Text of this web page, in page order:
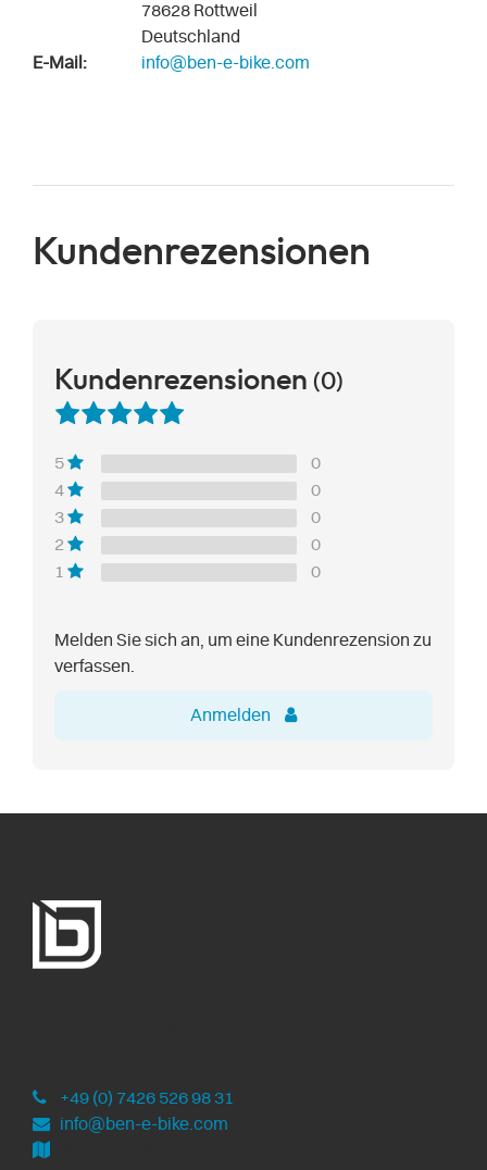
78628 Rottweil
Deutschland
E-Mail:
info@ben-e-bike.com
Kundenrezensionen
Kundenrezensionen (0)
5
0
4
0
3
0
2
0
1
0
Melden Sie sich an, um eine Kundenrezension zu
verfassen.
Anmelden
+49 (0) 7426 526 98 31
info@ben-e-bike.com